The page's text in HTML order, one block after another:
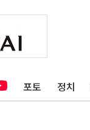
포토 정치